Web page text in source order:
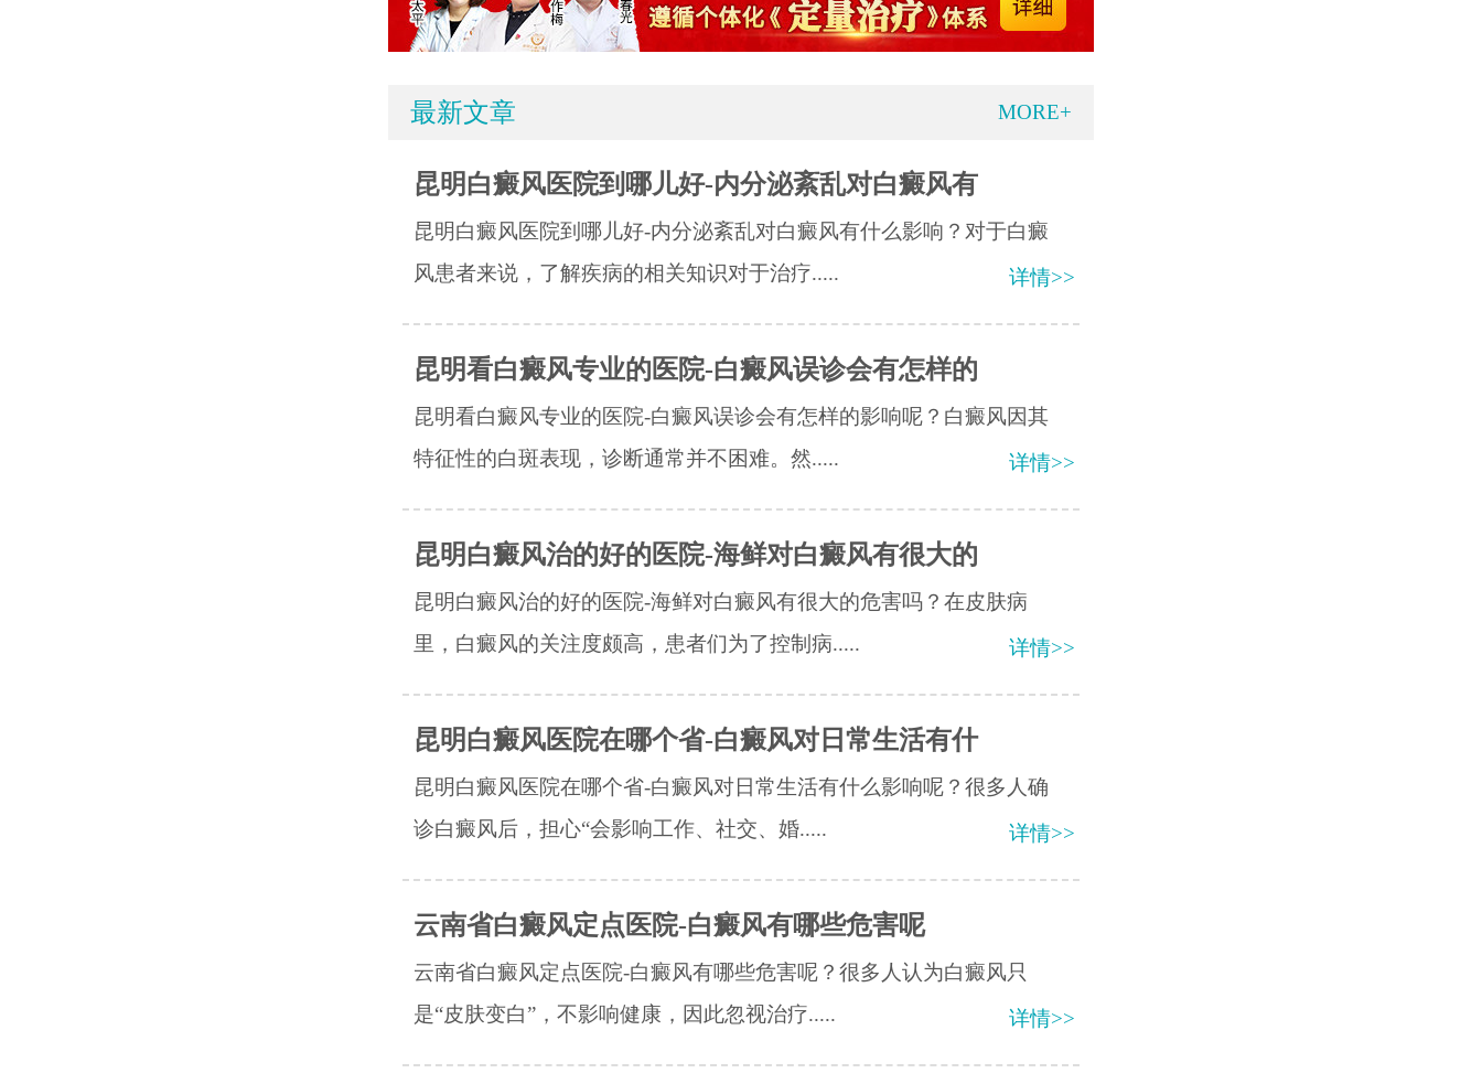
最新文章 MORE+
昆明白癜风医院到哪儿好-内分泌紊乱对白癜风有
昆明白癜风医院到哪儿好-内分泌紊乱对白癜风有什么影响？对于白癜
风患者来说，了解疾病的相关知识对于治疗.....
详情>>
昆明看白癜风专业的医院-白癜风误诊会有怎样的
昆明看白癜风专业的医院-白癜风误诊会有怎样的影响呢？白癜风因其
特征性的白斑表现，诊断通常并不困难。然.....
详情>>
昆明白癜风治的好的医院-海鲜对白癜风有很大的
昆明白癜风治的好的医院-海鲜对白癜风有很大的危害吗？在皮肤病
里，白癜风的关注度颇高，患者们为了控制病.....
详情>>
昆明白癜风医院在哪个省-白癜风对日常生活有什
昆明白癜风医院在哪个省-白癜风对日常生活有什么影响呢？很多人确
诊白癜风后，担心“会影响工作、社交、婚.....
详情>>
云南省白癜风定点医院-白癜风有哪些危害呢
云南省白癜风定点医院-白癜风有哪些危害呢？很多人认为白癜风只
是“皮肤变白”，不影响健康，因此忽视治疗.....
详情>>